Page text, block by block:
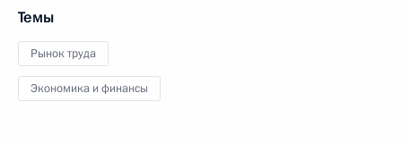
Темы
Рынок труда
Экономика и финансы